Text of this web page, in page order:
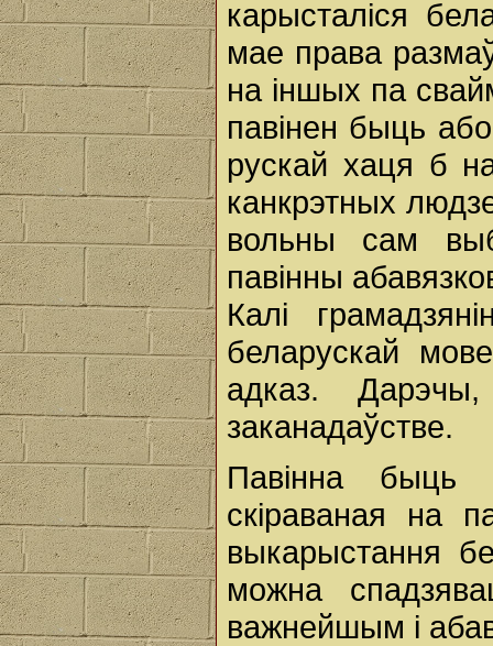
карысталіся
мае права
на іншых па
павінен быць
рускай хаця б
канкрэтных
вольны сам
павінны
Калі
беларускай
адказ.
заканадаўстве.
Павінна быць
скіраваная на
выкарыстання
можна
важнейшым і